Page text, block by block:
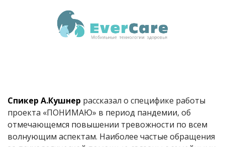
Спикер А.Кушнер рассказал о специфике работы
проекта «ПОНИМАЮ» в период пандемии, об
отмечающемся повышении тревожности по всем
волнующим аспектам. Наиболее частые обращения